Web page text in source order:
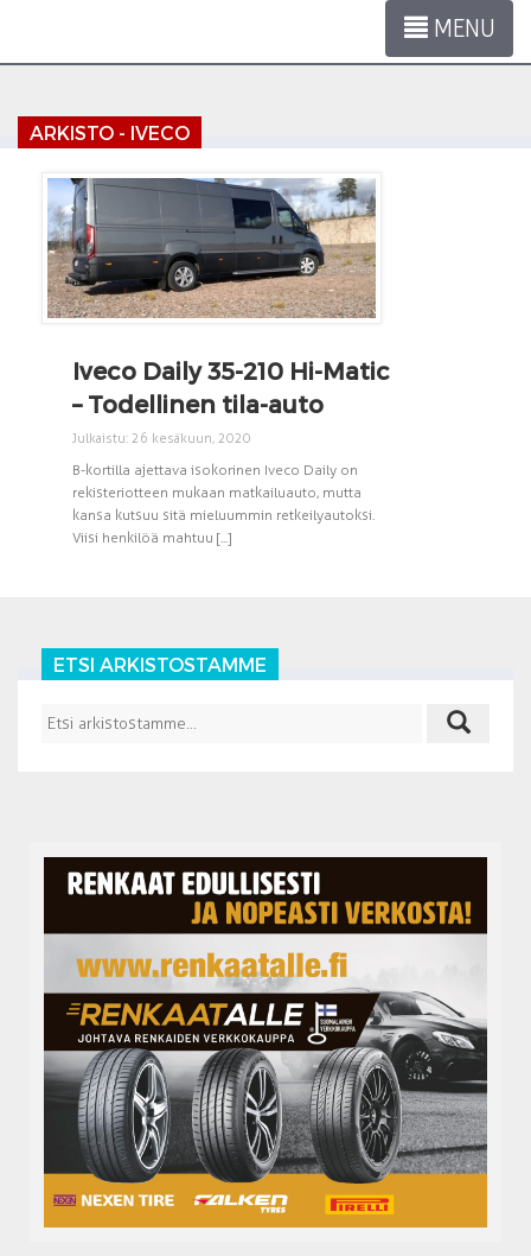
MENU
ARKISTO - IVECO
Iveco Daily 35-210 Hi-Matic
– Todellinen tila-auto
Julkaistu: 26 kesäkuun, 2020
B-kortilla ajettava isokorinen Iveco Daily on
rekisteriotteen mukaan matkailuauto, mutta
kansa kutsuu sitä mieluummin retkeilyautoksi.
Viisi henkilöä mahtuu [...]
ETSI ARKISTOSTAMME